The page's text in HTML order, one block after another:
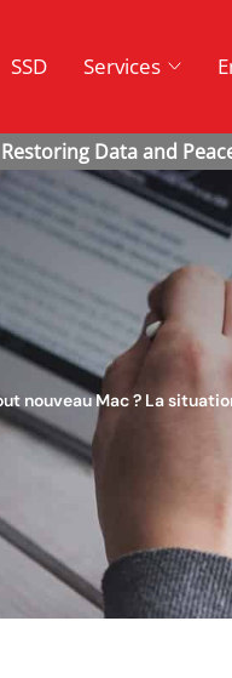
SSD Services
nouveau Mac ? La